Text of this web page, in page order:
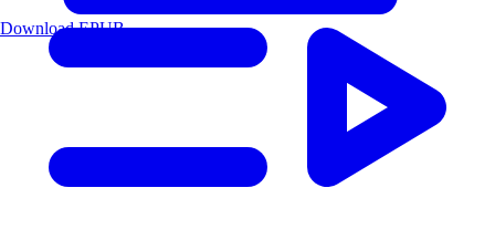
Download EPUB